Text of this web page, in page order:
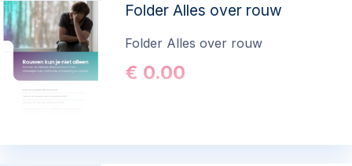
Folder Alles over rouw
Folder Alles over rouw
€ 0.00